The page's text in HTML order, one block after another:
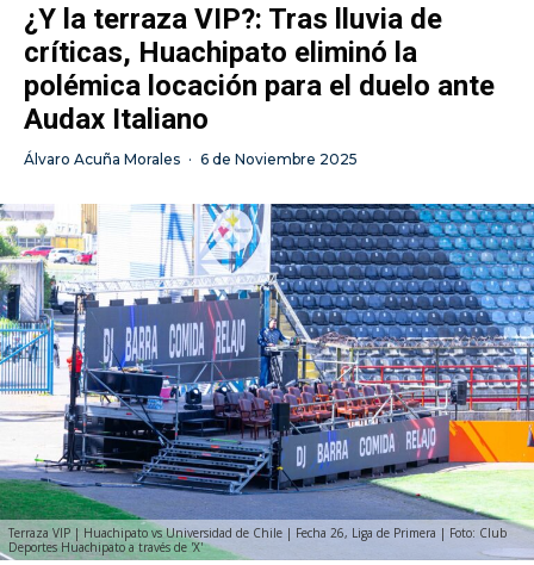
¿Y la terraza VIP?: Tras lluvia de
críticas, Huachipato eliminó la
polémica locación para el duelo ante
Audax Italiano
Álvaro Acuña Morales · 6 de Noviembre 2025
Terraza VIP | Huachipato vs Universidad de Chile | Fecha 26, Liga de Primera | Foto: Club
Deportes Huachipato a través de 'X'